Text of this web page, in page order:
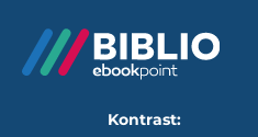
Kontrast: